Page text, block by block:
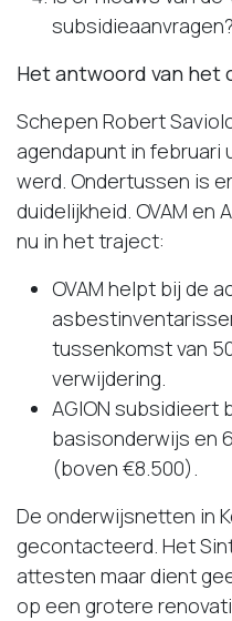
subsidieaanvragen?
Het antwoord van het
Schepen Robert
agendapunt in februari
werd. Ondertussen is
duidelijkheid. OVAM en
nu in het traject:
OVAM helpt bij de
tussenkomst van
verwijdering.
AGION subsidieert
basisonderwijs en
(boven €8.500).
De onderwijsnetten in
gecontacteerd. Het
attesten maar dient
op een grotere